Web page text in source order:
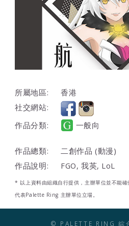
所屬地區:
香港
社交網站:
作品分類:
一般向
作品總類:
二創作品 (動漫)
作品說明:
FGO, 我英, LoL
* 以上資料由組織自行提供，主辦單位並不能
代表Palette Ring 主辦單位立場。
© PALETTE RING 綜